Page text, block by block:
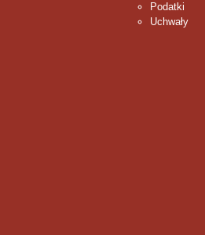
Podatki
Uchwały